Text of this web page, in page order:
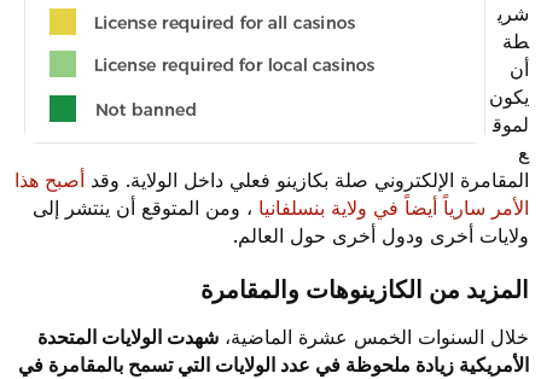
شري
طة
أن
يكون
لموق
ع
المقامرة الإلكتروني صلة بكازينو فعلي داخل الولاية. وقدأصبح هذا
الأمر سارياً أيضاً في ولاية بنسلفانيا، ومن المتوقع أن ينتشر إلى
ولايات أخرى ودول أخرى حول العالم.
المزيد من الكازينوهات والمقامرة
خلال السنوات الخمس عشرة الماضية،شهدت الولايات المتحدة
الأمريكية زيادة ملحوظة في عدد الولايات التي تسمح بالمقامرة في